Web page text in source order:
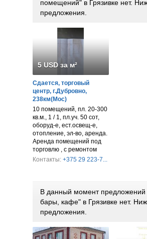
помещений" в Грязивке нет.
предложения.
5 USD за м²
Сдается, торговый
центр, г.Дубровно,
238км(Мос)
10 помещений, пл. 20-300
кв.м., 1 / 1, пл.уч. 50 сот,
оборуд-е, ест.освещ-е,
отопление, эл-во, аренда.
Аренда помещений под
торговлю , с ремонтом
Контакты: +375 29 223-7...
В данный момент
бары, кафе" в Грязивке нет.
предложения.